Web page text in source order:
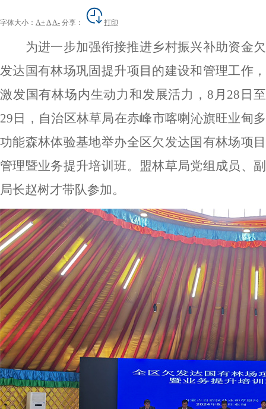
字体大小： A+ AA- 分享： 打印
为进一步加强衔接推进乡村振兴补助资金欠
发达国有林场巩固提升项目的建设和管理工作，
激发国有林场内生动力和发展活力， 8月28日至
29日，自治区林草局在赤峰市喀喇沁旗旺业甸多
功能森林体验基地举办全区欠发达国有林场项目
管理暨业务提升培训班。 盟林草局党组成员、副
局长赵树才带队参加。